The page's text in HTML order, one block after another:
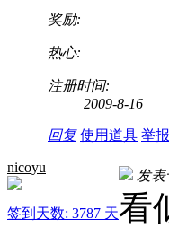
奖励:
热心:
注册时间:
2009-8-16
回复 使用道具 举报
nicoyu
签到天数: 3787 天
发表
看